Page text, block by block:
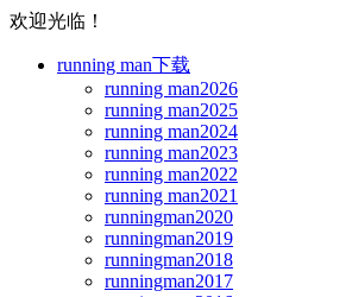
欢迎光临！
running man下载
running man2026
running man2025
running man2024
running man2023
running man2022
running man2021
runningman2020
runningman2019
runningman2018
runningman2017